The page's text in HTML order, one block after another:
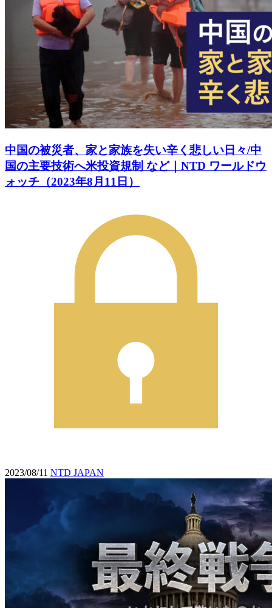
中国の被災者、家と家族を失い辛く悲しい日々/中
国の主要技術へ米投資規制 など｜NTD ワールドウ
ォッチ（2023年8月11日）
2023/08/11 NTD JAPAN